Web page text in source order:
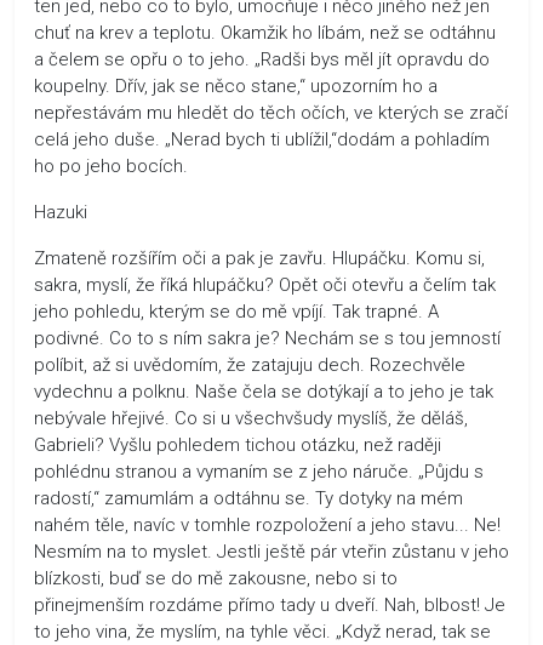
ten jed, nebo co to bylo, umocňuje i něco jiného než jen
chuť na krev a teplotu. Okamžik ho líbám, než se odtáhnu
a čelem se opřu o to jeho. „Radši bys měl jít opravdu do
koupelny. Dřív, jak se něco stane,“ upozorním ho a
nepřestávám mu hledět do těch očích, ve kterých se zračí
celá jeho duše. „Nerad bych ti ublížil,“dodám a pohladím
ho po jeho bocích.
Hazuki
Zmateně rozšířím oči a pak je zavřu. Hlupáčku. Komu si,
sakra, myslí, že říká hlupáčku? Opět oči otevřu a čelím tak
jeho pohledu, kterým se do mě vpíjí. Tak trapné. A
podivné. Co to s ním sakra je? Nechám se s tou jemností
políbit, až si uvědomím, že zatajuju dech. Rozechvěle
vydechnu a polknu. Naše čela se dotýkají a to jeho je tak
nebývale hřejivé. Co si u všechvšudy myslíš, že děláš,
Gabrieli? Vyšlu pohledem tichou otázku, než raději
pohlédnu stranou a vymaním se z jeho náruče. „Půjdu s
radostí,“ zamumlám a odtáhnu se. Ty dotyky na mém
nahém těle, navíc v tomhle rozpoložení a jeho stavu... Ne!
Nesmím na to myslet. Jestli ještě pár vteřin zůstanu v jeho
blízkosti, buď se do mě zakousne, nebo si to
přinejmenším rozdáme přímo tady u dveří. Nah, blbost! Je
to jeho vina, že myslím, na tyhle věci. „Když nerad, tak se